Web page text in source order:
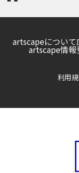
artscapeについて
artscape情報
利用